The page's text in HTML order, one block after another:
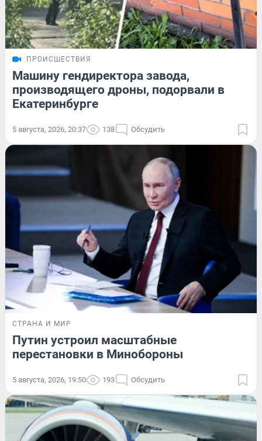
ПРОИСШЕСТВИЯ
Машину гендиректора завода,
производящего дроны, подорвали в
Екатеринбурге
5 августа, 2026, 20:37 138 Обсудить
СТРАНА И МИР
Путин устроил масштабные
перестановки в Минобороны
5 августа, 2026, 19:50 193 Обсудить